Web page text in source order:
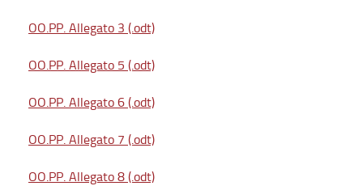
OO.PP. Allegato 3 (.odt)
OO.PP. Allegato 5 (.odt)
OO.PP. Allegato 6 (.odt)
OO.PP. Allegato 7 (.odt)
OO.PP. Allegato 8 (.odt)